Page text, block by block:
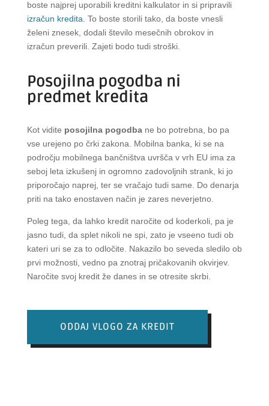
boste najprej uporabili kreditni kalkulator in si pripravili
izračun kredita . To boste storili tako, da boste vnesli
želeni znesek, dodali število mesečnih obrokov in
izračun preverili. Zajeti bodo tudi stroški.
Posojilna pogodba ni
predmet kredita
Kot vidite posojilna pogodbane bo potrebna, bo pa
vse urejeno po črki zakona. Mobilna banka, ki se na
področju mobilnega bančništva uvršča v vrh EU ima za
seboj leta izkušenj in ogromno zadovoljnih strank, ki jo
priporočajo naprej, ter se vračajo tudi same. Do denarja
priti na tako enostaven način je zares neverjetno.
Poleg tega, da lahko kredit naročite od koderkoli, pa je
jasno tudi, da splet nikoli ne spi, zato je vseeno tudi ob
kateri uri se za to odločite. Nakazilo bo seveda sledilo ob
prvi možnosti, vedno pa znotraj pričakovanih okvirjev.
Naročite svoj kredit že danes in se otresite skrbi.
ODDAJ VLOGO ZA KREDIT